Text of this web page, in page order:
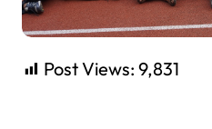
Post Views: 9,831